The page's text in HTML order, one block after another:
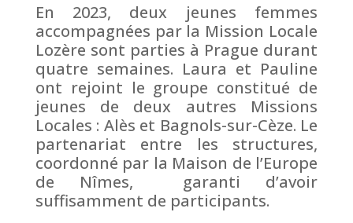
En 2023, deux jeunes femmes
accompagnées par la Mission Locale
Lozère sont parties à Prague durant
quatre semaines. Laura et Pauline
ont rejoint le groupe constitué de
jeunes de deux autres Missions
Locales : Alès et Bagnols-sur-Cèze. Le
partenariat entre les structures,
coordonné par la Maison de l’Europe
de Nîmes, garanti d’avoir
suffisamment de participants.